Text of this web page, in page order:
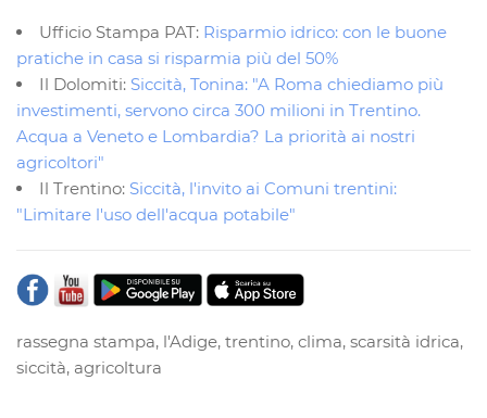
Ufficio Stampa PAT: Risparmio idrico: con le buone
pratiche in casa si risparmia più del 50%
Il Dolomiti: Siccità, Tonina: "A Roma chiediamo più
investimenti, servono circa 300 milioni in Trentino.
Acqua a Veneto e Lombardia? La priorità ai nostri
agricoltori"
Il Trentino: Siccità, l'invito ai Comuni trentini:
"Limitare l'uso dell'acqua potabile"
rassegna stampa, l'Adige, trentino, clima, scarsità idrica,
siccità, agricoltura